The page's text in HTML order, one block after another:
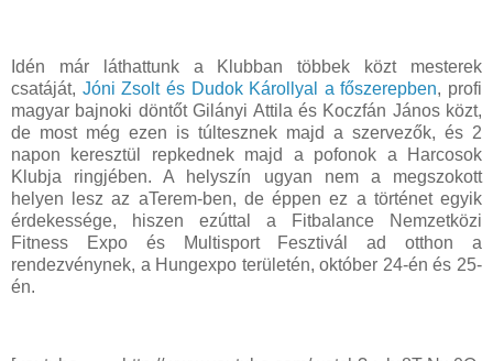
Idén már láthattunk a Klubban többek közt mesterek
csatáját, Jóni Zsolt és Dudok Károllyal a főszerepben, profi
magyar bajnoki döntőt Gilányi Attila és Koczfán János közt,
de most még ezen is túltesznek majd a szervezők, és 2
napon keresztül repkednek majd a pofonok a Harcosok
Klubja ringjében. A helyszín ugyan nem a megszokott
helyen lesz az aTerem-ben, de éppen ez a történet egyik
érdekessége, hiszen ezúttal a Fitbalance Nemzetközi
Fitness Expo és Multisport Fesztivál ad otthon a
rendezvénynek, a Hungexpo területén, október 24-én és 25-
én.